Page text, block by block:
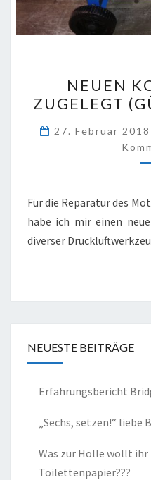
NEUEN
ZUGELEGT
27. Februar 2018
Für die Reparatur des
habe ich mir einen
diverser
NEUESTE BEITRÄGE
Erfahrungsbericht
„Sechs, setzen!“ liebe
Was zur Hölle wollt
Toilettenpapier???